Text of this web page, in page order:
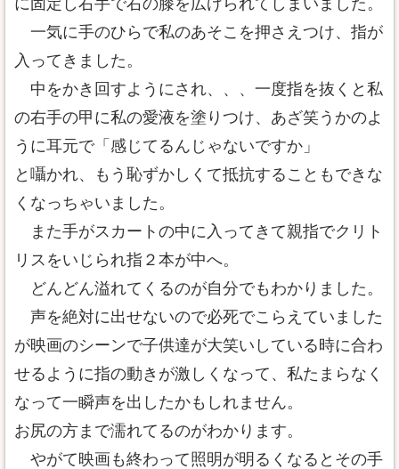
に固定し右手で右の膝を広げられてしまいました。
一気に手のひらで私のあそこを押さえつけ、指が
入ってきました。
中をかき回すようにされ、、、一度指を抜くと私
の右手の甲に私の愛液を塗りつけ、あざ笑うかのよ
うに耳元で「感じてるんじゃないですか」
と囁かれ、もう恥ずかしくて抵抗することもできな
くなっちゃいました。
また手がスカートの中に入ってきて親指でクリト
リスをいじられ指２本が中へ。
どんどん溢れてくるのが自分でもわかりました。
声を絶対に出せないので必死でこらえていました
が映画のシーンで子供達が大笑いしている時に合わ
せるように指の動きが激しくなって、私たまらなく
なって一瞬声を出したかもしれません。
お尻の方まで濡れてるのがわかります。
やがて映画も終わって照明が明るくなるとその手